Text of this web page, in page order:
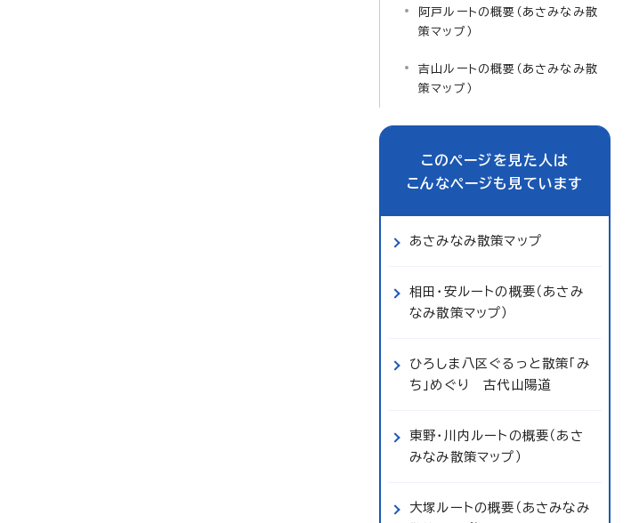
阿戸ルートの概要（あさみなみ散
策マップ）
吉山ルートの概要（あさみなみ散
策マップ）
このページを見た人は
こんなページも見ています
あさみなみ散策マップ
相田・安ルートの概要（あさみ
なみ散策マップ）
ひろしま八区ぐるっと散策「み
ち」めぐり 古代山陽道
東野・川内ルートの概要（あさ
みなみ散策マップ）
大塚ルートの概要（あさみなみ